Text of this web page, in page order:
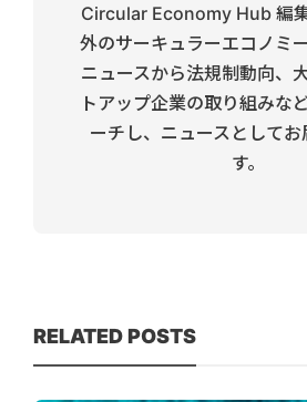
Circular Economy Hub 編
外のサーキュラーエコノミ
ニュースから法規制動向、
トアップ企業の取り組みな
ーチし、ニュースとしてお
す。
RELATED POSTS